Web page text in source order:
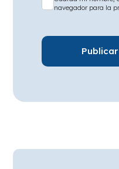
navegador para la